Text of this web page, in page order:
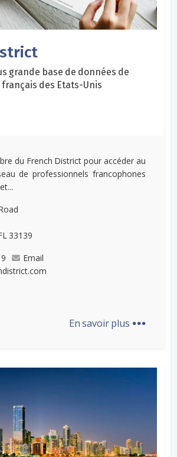
grande base de données de
des Etats-Unis
du French District pour accéder au
de professionnels francophones
33139
Email
En savoir plus ...